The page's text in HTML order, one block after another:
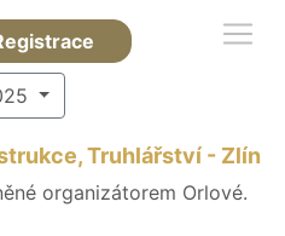
Truhlářství - Zlín
organizátorem Orlové.